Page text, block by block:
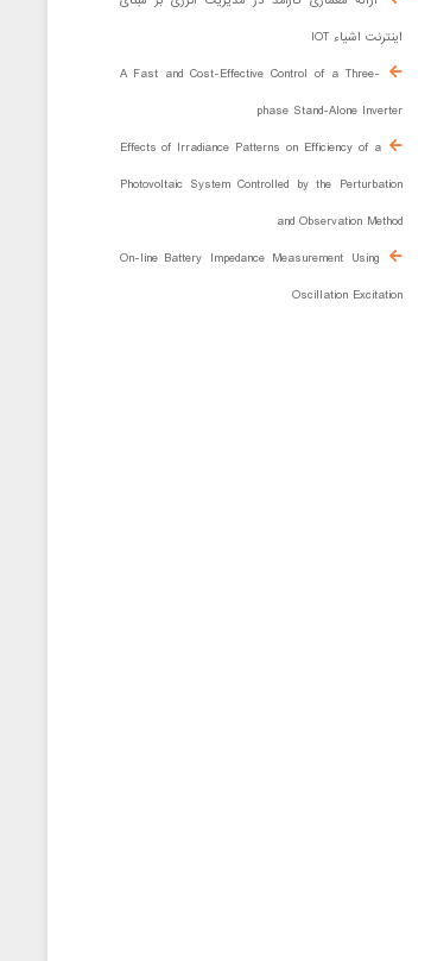
اینترنت اشیاء IOT
A Fast and Cost-Effective Control of a Three-
phase Stand-Alone Inverter
Effects of Irradiance Patterns on Efficiency of a
Photovoltaic System Controlled by the Perturbation
and Observation Method
On-line Battery Impedance Measurement Using
Oscillation Excitation